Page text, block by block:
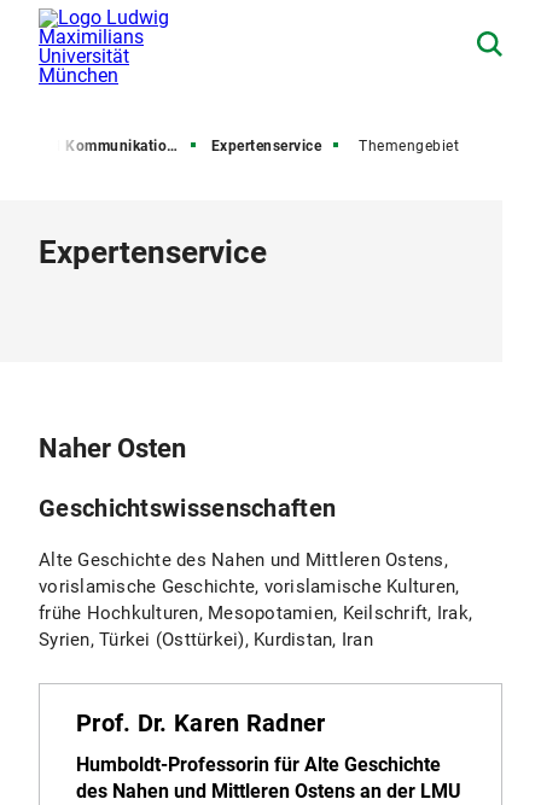
und Kommunikation (PuK) Expertenservice Themengebiet
Expertenservice
Naher Osten
Geschichtswissenschaften
Alte Geschichte des Nahen und Mittleren Ostens,
vorislamische Geschichte, vorislamische Kulturen,
frühe Hochkulturen, Mesopotamien, Keilschrift, Irak,
Syrien, Türkei (Osttürkei), Kurdistan, Iran
Prof. Dr. Karen Radner
Humboldt-Professorin für Alte Geschichte
des Nahen und Mittleren Ostens an der LMU